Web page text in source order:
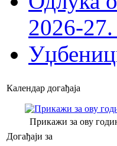
2026-
Календар догађаја
Прикажи за ову
Догађаји за